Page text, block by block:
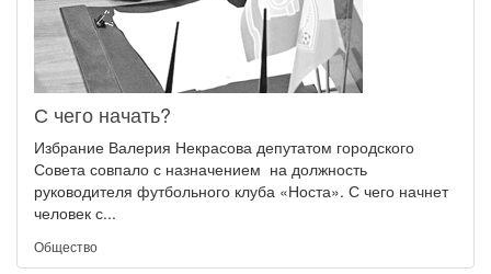
С чего начать?
Избрание Валерия Некрасова депутатом городского
Совета совпало с назначением на должность
руководителя футбольного клуба «Носта». С чего начнет
человек с...
Общество